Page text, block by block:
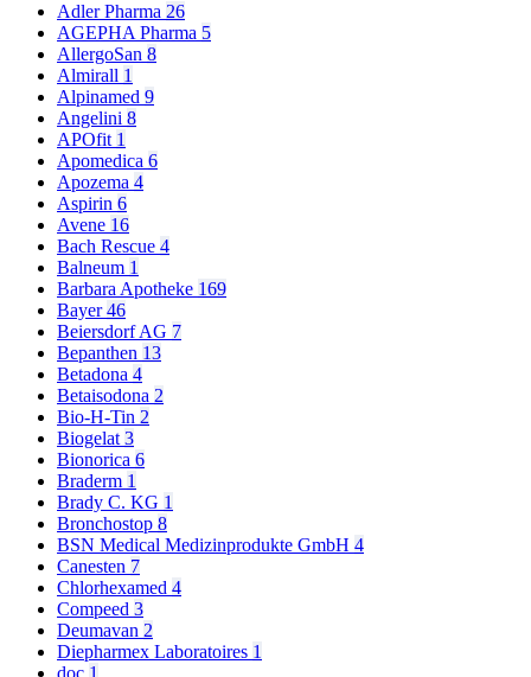
Adler Pharma 26
AGEPHA Pharma 5
AllergoSan 8
Almirall 1
Alpinamed 9
Angelini 8
APOfit 1
Apomedica 6
Apozema 4
Aspirin 6
Avene 16
Bach Rescue 4
Balneum 1
Barbara Apotheke 169
Bayer46
Beiersdorf AG 7
Bepanthen 13
Betadona 4
Betaisodona 2
Bio-H-Tin 2
Biogelat 3
Bionorica 6
Braderm 1
Brady C. KG 1
Bronchostop 8
BSN Medical Medizinprodukte GmbH 4
Canesten 7
Chlorhexamed 4
Compeed 3
Deumavan 2
Diepharmex Laboratoires 1